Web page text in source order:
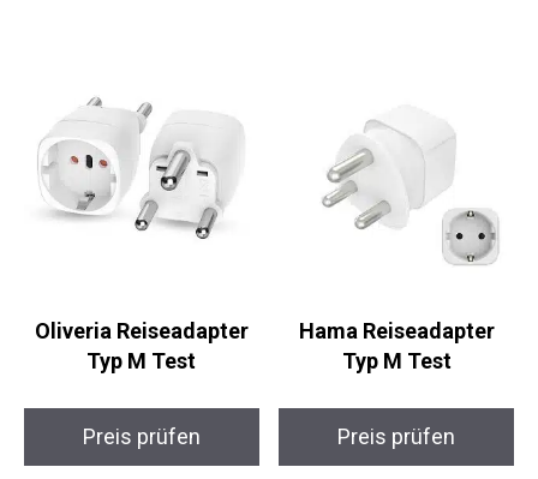
Oliveria Reiseadapter
Typ M Test
Preis prüfen
Hama Reiseadapter
Typ M Test
Preis prüfen